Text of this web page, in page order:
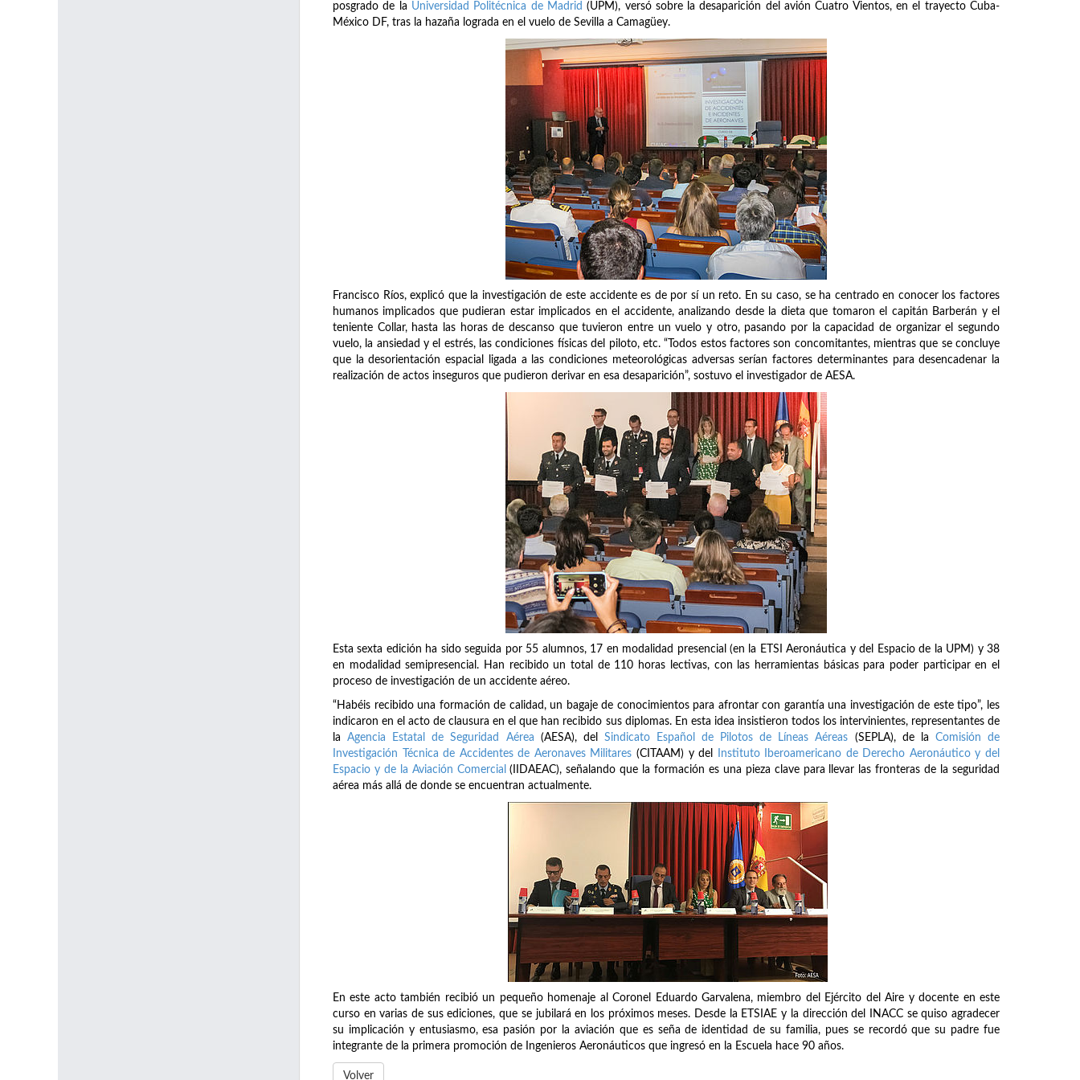
posgrado de la Universidad Politécnica de Madrid (UPM), versó sobre la desaparición del avión Cuatro Vientos, en el trayecto Cuba-
México DF, tras la hazaña lograda en el vuelo de Sevilla a Camagüey.
Francisco Ríos, explicó que la investigación de este accidente es de por sí un reto. En su caso, se ha centrado en conocer los factores
humanos implicados que pudieran estar implicados en el accidente, analizando desde la dieta que tomaron el capitán Barberán y el
teniente Collar, hasta las horas de descanso que tuvieron entre un vuelo y otro, pasando por la capacidad de organizar el segundo
vuelo, la ansiedad y el estrés, las condiciones físicas del piloto, etc. “Todos estos factores son concomitantes, mientras que se concluye
que la desorientación espacial ligada a las condiciones meteorológicas adversas serían factores determinantes para desencadenar la
realización de actos inseguros que pudieron derivar en esa desaparición”, sostuvo el investigador de AESA.
Esta sexta edición ha sido seguida por 55 alumnos, 17 en modalidad presencial (en la ETSI Aeronáutica y del Espacio de la UPM) y 38
en modalidad semipresencial. Han recibido un total de 110 horas lectivas, con las herramientas básicas para poder participar en el
proceso de investigación de un accidente aéreo.
“Habéis recibido una formación de calidad, un bagaje de conocimientos para afrontar con garantía una investigación de este tipo”, les
indicaron en el acto de clausura en el que han recibido sus diplomas. En esta idea insistieron todos los intervinientes, representantes de
laAgencia Estatal de Seguridad Aérea (AESA), del Sindicato Español de Pilotos de Líneas Aéreas (SEPLA), de la Comisión de
Investigación Técnica de Accidentes de Aeronaves Militares (CITAAM) y del
Instituto Iberoamericano de Derecho Aeronáutico y del
Espacio y de la Aviación Comercial (IIDAEAC), señalando que la formación es una pieza clave para llevar las fronteras de la seguridad
aérea más allá de donde se encuentran actualmente.
En este acto también recibió un pequeño homenaje al Coronel Eduardo Garvalena, miembro del Ejército del Aire y docente en este
curso en varias de sus ediciones, que se jubilará en los próximos meses. Desde la ETSIAE y la dirección del INACC se quiso agradecer
su implicación y entusiasmo, esa pasión por la aviación que es seña de identidad de su familia, pues se recordó que su padre fue
integrante de la primera promoción de Ingenieros Aeronáuticos que ingresó en la Escuela hace 90 años.
Volver